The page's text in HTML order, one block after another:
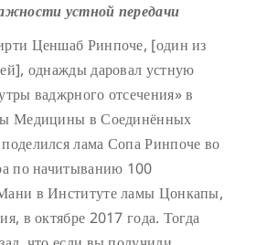
устной передачи
Ценшаб Ринпоче, [один из
однажды даровал устную
ваджрного отсечения» в
Медицины в Соединённых
лама Сопа Ринпоче во
по начитыванию 100
в Институте ламы Цонкапы,
в октябре 2017 года. Тогда